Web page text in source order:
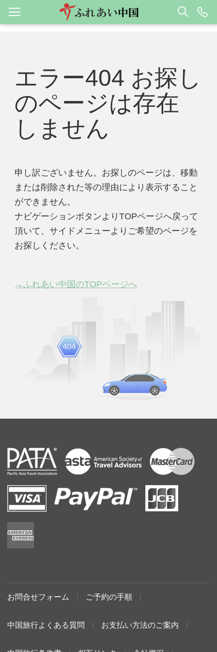
エラー404 お探し
のページは存在
しません
申し訳ございません。お探しのページは、移動
または削除された等の理由により表示すること
ができません。
ナビゲーションボタンよりTOPページへ戻って
頂いて、サイドメニューよりご希望のページを
お探しください。
→ふれあい中国のTOPページへ
お問合せフォーム ご予約の手順
中国旅行よくある質問 お支払い方法のご案内